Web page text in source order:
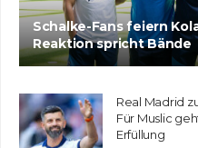
Schalke-Fans feiern
Reaktion spricht Bände
Real Madrid
Für Muslic
Erfüllung